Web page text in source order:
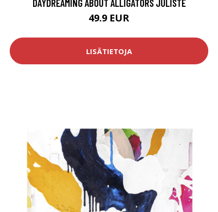
DAYDREAMING ABOUT ALLIGATORS JULISTE
49.9 EUR
LISÄTIETOJA